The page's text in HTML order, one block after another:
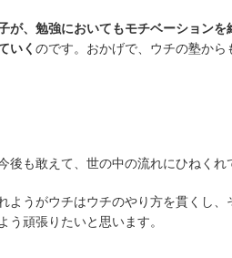
が、勉強においてもモチベーション
いく のです。おかげで、ウチの塾から
後も敢えて、世の中の流れにひねくれ
ようがウチはウチのやり方を貫くし
う頑張りたいと思います。